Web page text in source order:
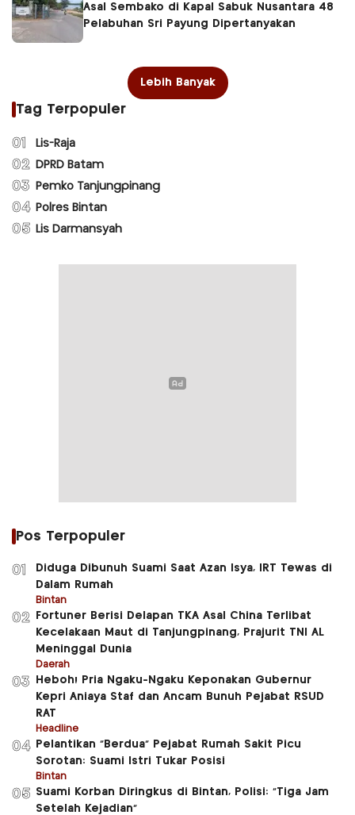
Asal Sembako di Kapal Sabuk Nusantara 48
Pelabuhan Sri Payung Dipertanyakan
Lebih Banyak
Tag Terpopuler
01 Lis-Raja
02 DPRD Batam
03 Pemko Tanjungpinang
04 Polres Bintan
05 Lis Darmansyah
Pos Terpopuler
01
Diduga Dibunuh Suami Saat Azan Isya, IRT Tewas di
Dalam Rumah
Bintan
02
Fortuner Berisi Delapan TKA Asal China Terlibat
Kecelakaan Maut di Tanjungpinang, Prajurit TNI AL
Meninggal Dunia
Daerah
03
Heboh! Pria Ngaku-Ngaku Keponakan Gubernur
Kepri Aniaya Staf dan Ancam Bunuh Pejabat RSUD
RAT
Headline
04
Pelantikan “Berdua” Pejabat Rumah Sakit Picu
Sorotan: Suami Istri Tukar Posisi
Bintan
05 Suami Korban Diringkus di Bintan, Polisi: “Tiga Jam
Setelah Kejadian”